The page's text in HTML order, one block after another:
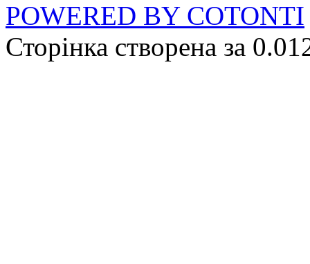
POWERED BY COTONTI
Сторінка створена за